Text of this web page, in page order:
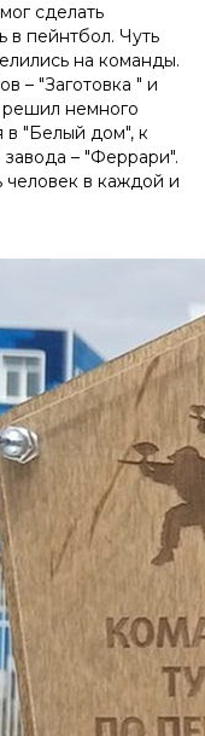
сделать
в пейнтбол. Чуть
на команды.
– "Заготовка " и
немного
в "Белый дом", к
– "Феррари".
в каждой и